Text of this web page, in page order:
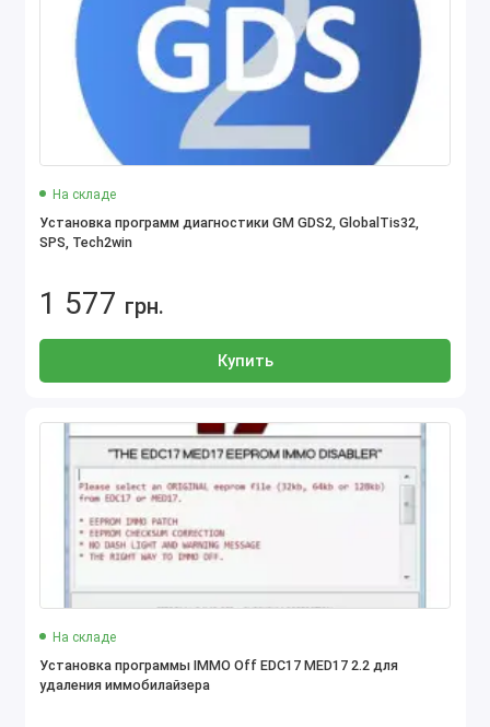
На складе
Установка программ диагностики GM GDS2, GlobalTis32,
SPS, Tech2win
1 577 грн.
Купить
На складе
Установка программы IMMO Off EDC17 MED17 2.2 для
удаления иммобилайзера